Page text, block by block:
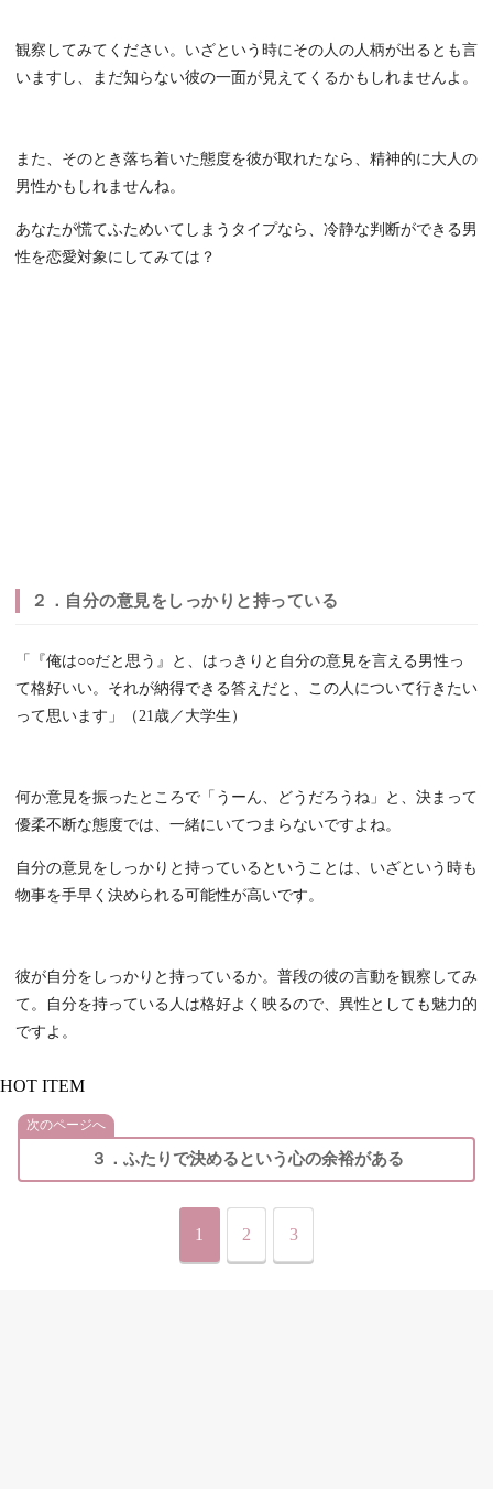
観察してみてください。いざという時にその人の人柄が出るとも言
いますし、まだ知らない彼の一面が見えてくるかもしれませんよ。
また、そのとき落ち着いた態度を彼が取れたなら、精神的に大人の
男性かもしれませんね。
あなたが慌てふためいてしまうタイプなら、冷静な判断ができる男
性を恋愛対象にしてみては？
２．自分の意見をしっかりと持っている
「『俺は○○だと思う』と、はっきりと自分の意見を言える男性っ
て格好いい。それが納得できる答えだと、この人について行きたい
って思います」（21歳／大学生）
何か意見を振ったところで「うーん、どうだろうね」と、決まって
優柔不断な態度では、一緒にいてつまらないですよね。
自分の意見をしっかりと持っているということは、いざという時も
物事を手早く決められる可能性が高いです。
彼が自分をしっかりと持っているか。普段の彼の言動を観察してみ
て。自分を持っている人は格好よく映るので、異性としても魅力的
ですよ。
HOT ITEM
次のページへ
３．ふたりで決めるという心の余裕がある
1 2 3